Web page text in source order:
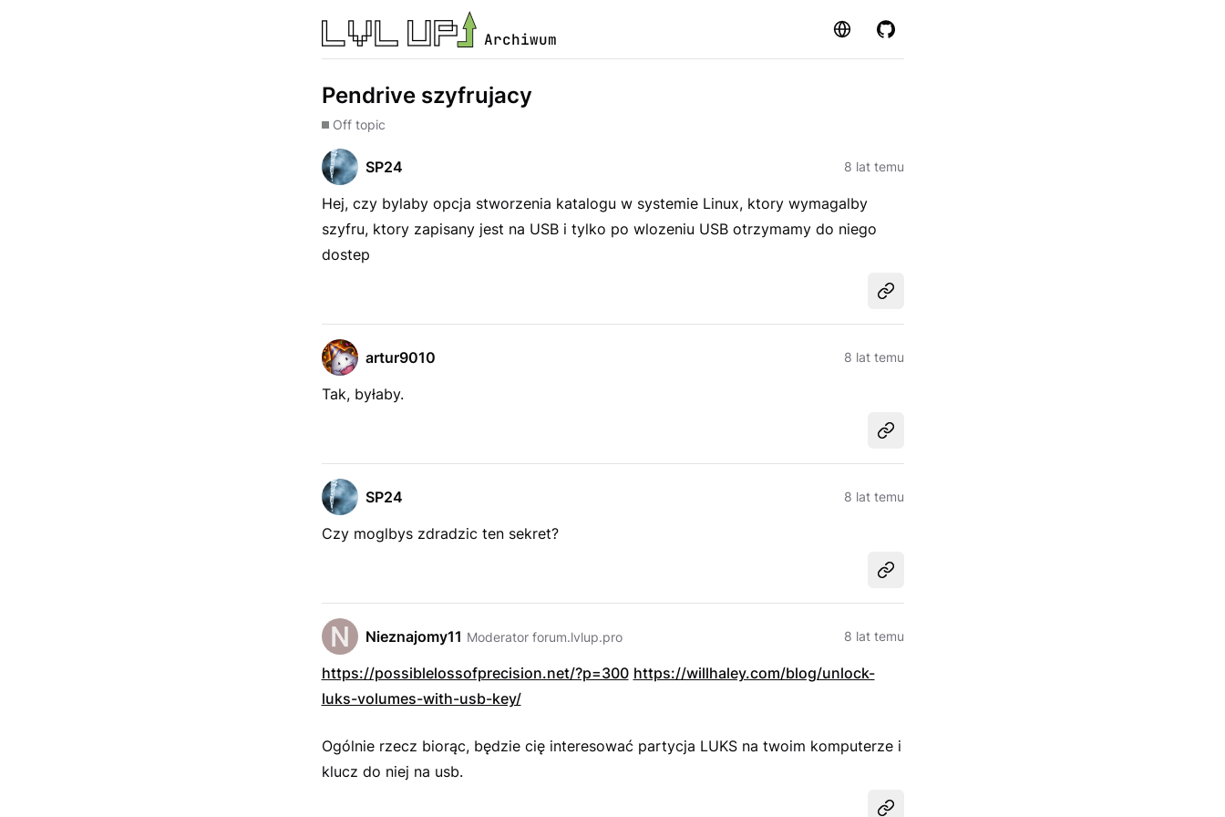
Archiwum Strona GitHub
Pendrive szyfrujacy
Off topic
SP24 8 lat temu
Hej, czy bylaby opcja stworzenia katalogu w systemie Linux, ktory wymagalby
szyfru, ktory zapisany jest na USB i tylko po wlozeniu USB otrzymamy do niego
dostep
Udostępnij
artur9010 8 lat temu
Tak, byłaby.
Udostępnij
SP24 8 lat temu
Czy moglbys zdradzic ten sekret?
Udostępnij
Nieznajomy11 Moderator forum.lvlup.pro 8 lat temu
https://possiblelossofprecision.net/?p=300 https://willhaley.com/blog/unlock-
luks-volumes-with-usb-key/
Ogólnie rzecz biorąc, będzie cię interesować partycja LUKS na twoim komputerze i
klucz do niej na usb.